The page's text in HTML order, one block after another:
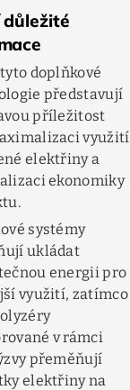
důležité
doplňkové
představují
příležitost
využití
elektřiny a
ekonomiky
systémy
ukládat
energii pro
využití, zatímco
v rámci
přeměňují
elektřiny na